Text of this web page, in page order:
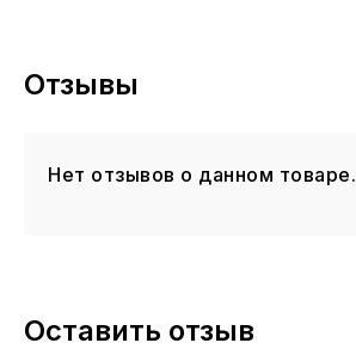
Отзывы
Нет отзывов о данном товаре.
Оставить отзыв